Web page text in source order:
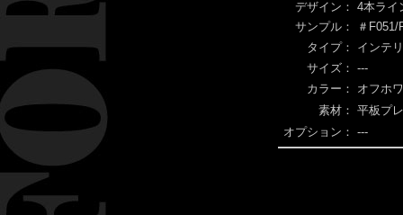
デザイン： 4本ライ
サンプル：
＃F051/
タイプ：
インテ
サイズ： ---
カラー：
オフホ
素材： 平板プ
オプション： ---